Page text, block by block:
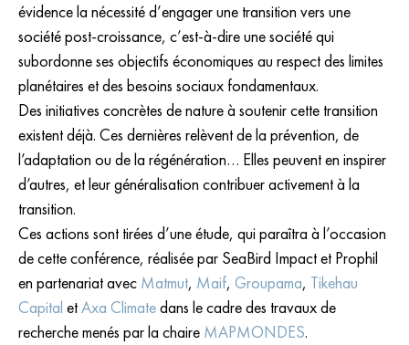
évidence la nécessité d’engager une transition vers une
société post-croissance, c’est-à-dire une société qui
subordonne ses objectifs économiques au respect des limites
planétaires et des besoins sociaux fondamentaux.
Des initiatives concrètes de nature à soutenir cette transition
existent déjà. Ces dernières relèvent de la prévention, de
l’adaptation ou de la régénération… Elles peuvent en inspirer
d’autres, et leur généralisation contribuer activement à la
transition.
Ces actions sont tirées d’une étude, qui paraîtra à l’occasion
de cette conférence, réalisée par SeaBird Impact et Prophil
en partenariat avec Matmut, Maif, Groupama, Tikehau
Capital etAxa Climatedans le cadre des travaux de
recherche menés par la chaire MAPMONDES.